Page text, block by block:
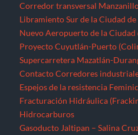
Corredor transversal
Libramiento Sur de la Ciudad
Nuevo Aeropuerto de la
Proyecto Cuyutlán-Puerto
Supercarretera Mazatlán-
Contacto Corredores
Espejos de la resistencia
Fracturación Hidráulica
Hidrocarburos
Gasoducto Jaltipan – Salina